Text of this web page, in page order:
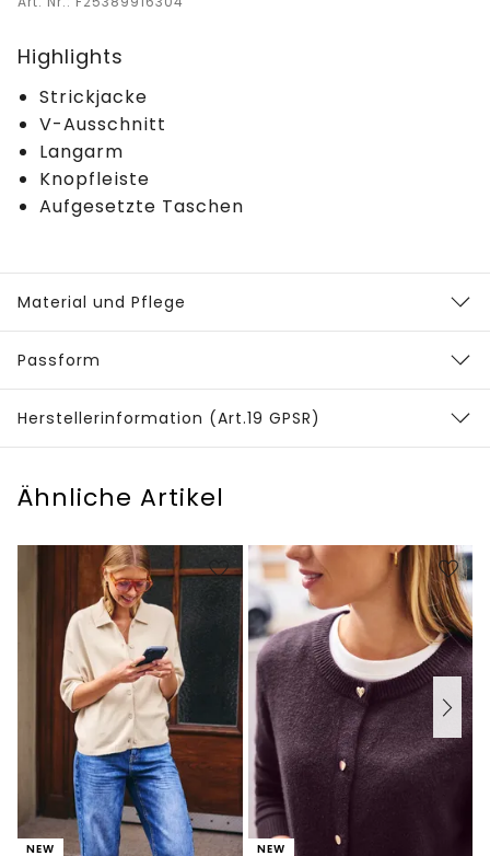
Highlights
Strickjacke
V-Ausschnitt
Langarm
Knopfleiste
Aufgesetzte Taschen
Material und Pflege
Passform
Herstellerinformation (Art.19 GPSR)
Ähnliche Artikel
NEW NEW